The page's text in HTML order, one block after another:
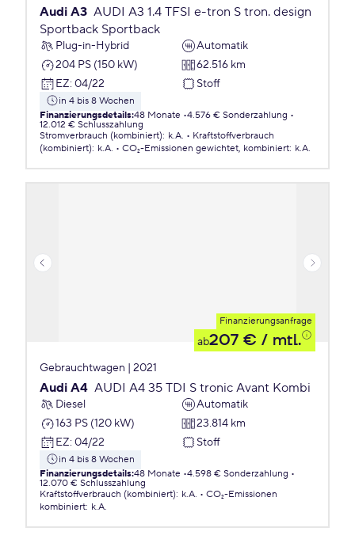
Audi A3 AUDI A3 1.4 TFSI e-tron S tron. design
Sportback Sportback
Plug-in-Hybrid
Automatik
204 PS (150 kW)
62.516 km
EZ: 04/22 Stoff
in 4 bis 8 Wochen
Finanzierungsdetails:48 Monate 4.576 € Sonderzahlung
12.012 € Schlusszahlung
Stromverbrauch (kombiniert): k.A.
Kraftstoffverbrauch
(kombiniert): k.A. CO₂-Emissionen gewichtet, kombiniert: k.A.
Finanzierungsanfrage
ab207 € / mtl.
Gebrauchtwagen | 2021
Audi A4 AUDI A4 35 TDI S tronic Avant Kombi
Diesel
Automatik
163 PS (120 kW)
23.814 km
EZ: 04/22 Stoff
in 4 bis 8 Wochen
Finanzierungsdetails:48 Monate 4.598 € Sonderzahlung
12.070 € Schlusszahlung
Kraftstoffverbrauch (kombiniert): k.A.
CO₂-Emissionen
kombiniert: k.A.